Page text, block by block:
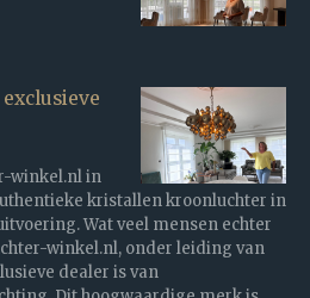
winkel.nl in
kristallen kroonluchter in
Wat veel mensen echter
winkel.nl, onder leiding van
dealer is van